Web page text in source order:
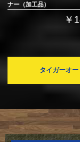
ナー（加工品）
￥
タイガーオ